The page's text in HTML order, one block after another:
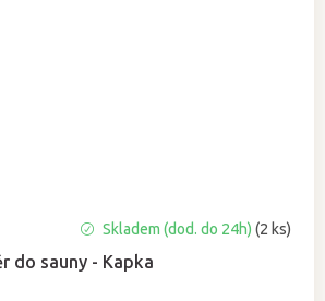
do sauny - Kapka
Skladem (dod. do 24h) (2 ks)